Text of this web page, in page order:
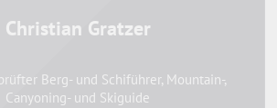
Christian Gratzer
Berg- und Schiführer, Mountain-,
Canyoning- und Skiguide